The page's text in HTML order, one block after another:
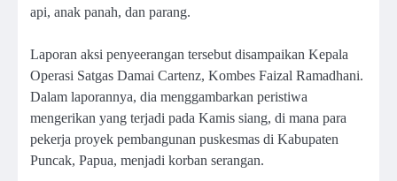
api, anak panah, dan parang.
Laporan aksi penyeerangan tersebut disampaikan Kepala
Operasi Satgas Damai Cartenz, Kombes Faizal Ramadhani.
Dalam laporannya, dia menggambarkan peristiwa
mengerikan yang terjadi pada Kamis siang, di mana para
pekerja proyek pembangunan puskesmas di Kabupaten
Puncak, Papua, menjadi korban serangan.